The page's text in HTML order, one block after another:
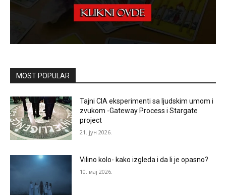
MOST POPULAR
Tajni CIA eksperimenti sa ljudskim umom i
zvukom -Gateway Process i Stargate
project
21. јун 2026.
Vilino kolo- kako izgleda i da li je opasno?
10. мај 2026.